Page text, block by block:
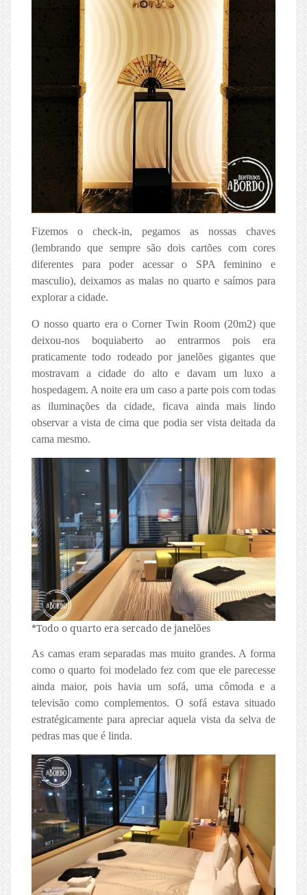
Fizemos o check-in, pegamos as nossas chaves
(lembrando que sempre são dois cartões com cores
diferentes para poder acessar o SPA feminino e
masculio), deixamos as malas no quarto e saímos para
explorar a cidade.
O nosso quarto era o Corner Twin Room (20m2) que
deixou-nos boquiaberto ao entrarmos pois era
praticamente todo rodeado por janelões gigantes que
mostravam a cidade do alto e davam um luxo a
hospedagem. A noite era um caso a parte pois com todas
as iluminações da cidade, ficava ainda mais lindo
observar a vista de cima que podia ser vista deitada da
cama mesmo.
*Todo o quarto era sercado de janelões
As camas eram separadas mas muito grandes. A forma
como o quarto foi modelado fez com que ele parecesse
ainda maior, pois havia um sofá, uma cômoda e a
televisão como complementos. O sofá estava situado
estratégicamente para apreciar aquela vista da selva de
pedras mas que é linda.